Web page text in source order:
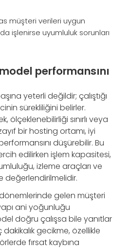
müşteri verileri uygun
işlenirse uyumluluk sorunları
performansını
yeterli değildir; çalıştığı
sürekliliğini belirler.
ölçeklenebilirliği sınırlı veya
bir hosting ortamı, iyi
düşürebilir. Bu
edilirken işlem kapasitesi,
izleme araçları ve
değerlendirilmelidir.
gelen müşteri
ani yoğunluğu
doğru çalışsa bile yanıtlar
gecikme, özellikle
fırsat kaybına